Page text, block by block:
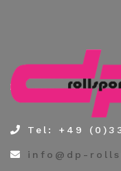
Tel: +49
info@dp-